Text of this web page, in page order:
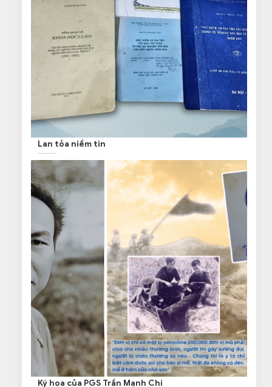
Lan tỏa niềm tin
Ký họa của PGS Trần Mạnh Chí